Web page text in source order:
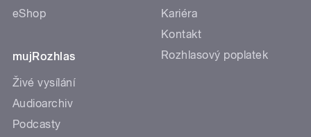
eShop
mujRozhlas
Živé vysílání
Audioarchiv
Podcasty
Kariéra
Kontakt
Rozhlasový poplatek